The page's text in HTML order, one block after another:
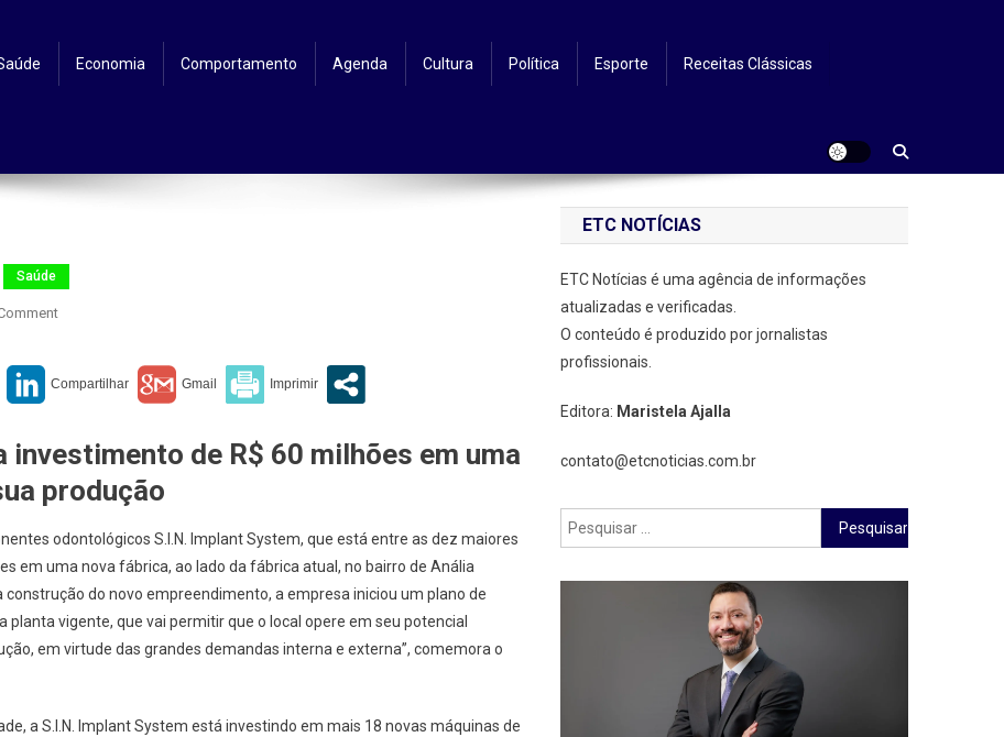
Economia Comportamento Agenda Cultura Política Esporte Receitas Clássicas
Saúde
On
investimento de R$ 60 milhões em uma
produção
odontológicos S.I.N. Implant System, que está entre as dez maiores
em uma nova fábrica, ao lado da fábrica atual, no bairro de Anália
do novo empreendimento, a empresa iniciou um plano de
vigente, que vai permitir que o local opere em seu potencial
em virtude das grandes demandas interna e externa”, comemora o
a S.I.N. Implant System está investindo em mais 18 novas máquinas de
ETC NOTÍCIAS
ETC Notícias é uma agência de informações
atualizadas e verificadas.
O conteúdo é produzido por jornalistas
profissionais.
Editora: Maristela Ajalla
contato@etcnoticias.com.br
Pesquisar
por: